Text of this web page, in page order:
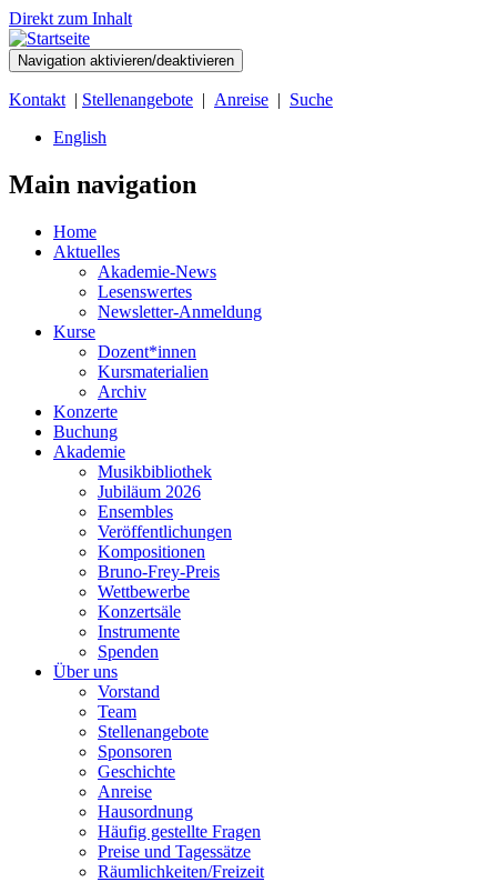
Direkt zum Inhalt
Navigation aktivieren/deaktivieren
Kontakt | Stellenangebote | Anreise | Suche
English
Main navigation
Home
Aktuelles
Akademie-News
Lesenswertes
Newsletter-Anmeldung
Kurse
Dozent*innen
Kursmaterialien
Archiv
Konzerte
Buchung
Akademie
Musikbibliothek
Jubiläum 2026
Ensembles
Veröffentlichungen
Kompositionen
Bruno-Frey-Preis
Wettbewerbe
Konzertsäle
Instrumente
Spenden
Über uns
Vorstand
Team
Stellenangebote
Sponsoren
Geschichte
Anreise
Hausordnung
Häufig gestellte Fragen
Preise und Tagessätze
Räumlichkeiten/Freizeit